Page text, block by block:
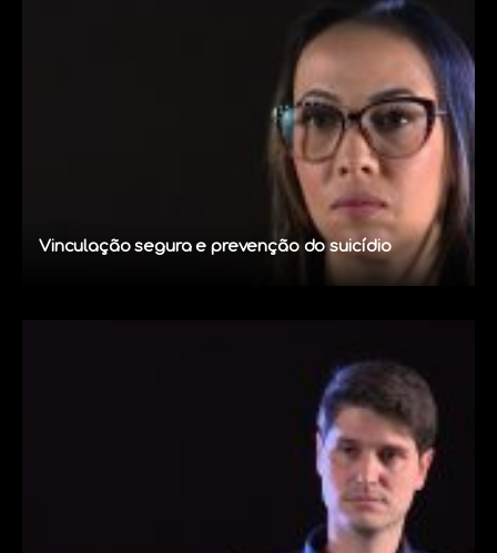
Vinculação segura e prevenção do suicídio